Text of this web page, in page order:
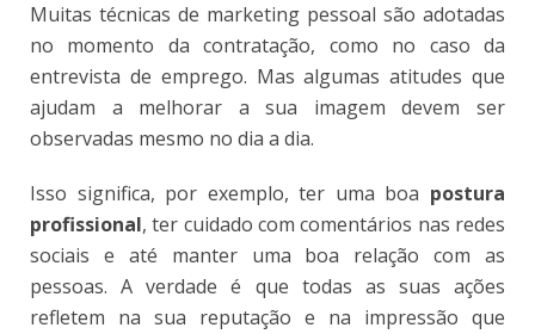
Muitas técnicas de marketing pessoal são adotadas
no momento da contratação, como no caso da
entrevista de emprego. Mas algumas atitudes que
ajudam a melhorar a sua imagem devem ser
observadas mesmo no dia a dia.
Isso significa, por exemplo, ter uma boa postura
profissional, ter cuidado com comentários nas redes
sociais e até manter uma boa relação com as
pessoas. A verdade é que todas as suas ações
refletem na sua reputação e na impressão que